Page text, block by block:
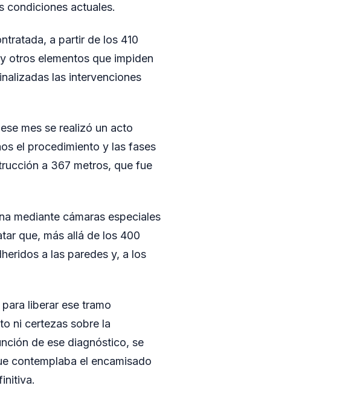
condiciones actuales.
a partir de los 410
otros elementos que impiden
las intervenciones
mes se realizó un acto
el procedimiento y las fases
a 367 metros, que fue
mediante cámaras especiales
que, más allá de los 400
a las paredes y, a los
liberar ese tramo
ni certezas sobre la
de ese diagnóstico, se
contemplaba el encamisado